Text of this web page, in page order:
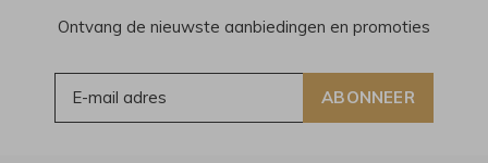
Ontvang de nieuwste aanbiedingen en promoties
ABONNEER